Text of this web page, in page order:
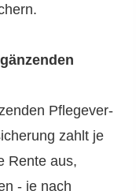
Pflege­ver­
zahlt je
Rente aus,
- je nach